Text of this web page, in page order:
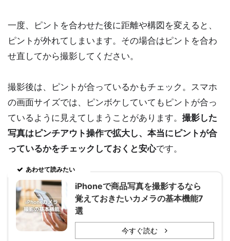
一度、ピントを合わせた後に距離や構図を変えると、
ピントが外れてしまいます。その場合はピントを合わ
せ直してから撮影してください。
撮影後は、ピントが合っているかもチェック。スマホ
の画面サイズでは、ピンボケしていてもピントが合っ
ているように見えてしまうことがあります。 撮影した
写真はピンチアウト操作で拡大し、本当にピントが合
っているかをチェックしておくと安心です。
あわせて読みたい
iPhoneで商品写真を撮影するなら
覚えておきたいカメラの基本機能7
選
今すぐ読む